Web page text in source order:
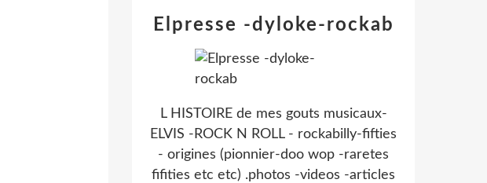
Elpresse -dyloke-rockab
L HISTOIRE de mes gouts musicaux-
ELVIS -ROCK N ROLL - rockabilly-fifties
- origines (pionnier-doo wop -raretes
fifities etc etc) .photos -videos -articles